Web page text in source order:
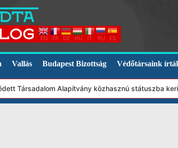
EN FR DE HU IT RU ES
Vallás Budapest Bizottság Védőtársaink
Alapítvány közhasznú státuszba